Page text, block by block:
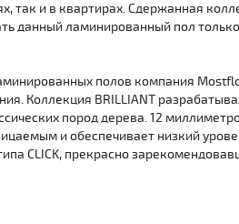
так и в квартирах. Сдержанная
данный ламинированный пол
полов компания
Коллекция BRILLIANT
пород дерева. 12
и обеспечивает низкий
CLICK, прекрасно